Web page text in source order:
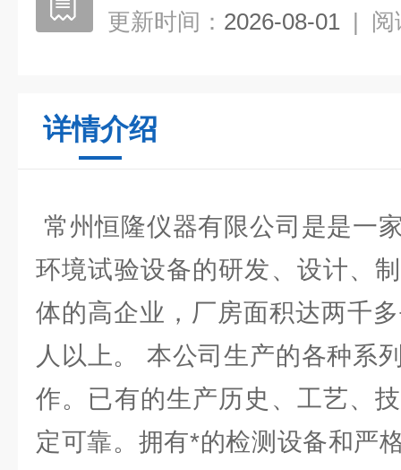
更新时间： 2026-08-01 | 阅
详情介绍
常州恒隆仪器有限公司是是一
环境试验设备的研发、设计、
体的高企业，厂房面积达两千
人以上。 本公司生产的各种系
作。已有的生产历史、工艺、
定可靠。拥有*的检测设备和严